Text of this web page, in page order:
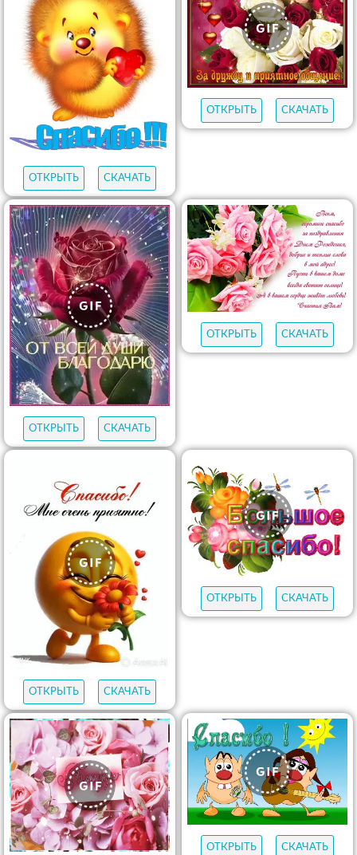
ОТКРЫТЬ СКАЧАТЬ
ОТКРЫТЬ СКАЧАТЬ
ОТКРЫТЬ СКАЧАТЬ
ОТКРЫТЬ СКАЧАТЬ
ОТКРЫТЬ СКАЧАТЬ
ОТКРЫТЬ СКАЧАТЬ
ОТКРЫТЬ СКАЧАТЬ